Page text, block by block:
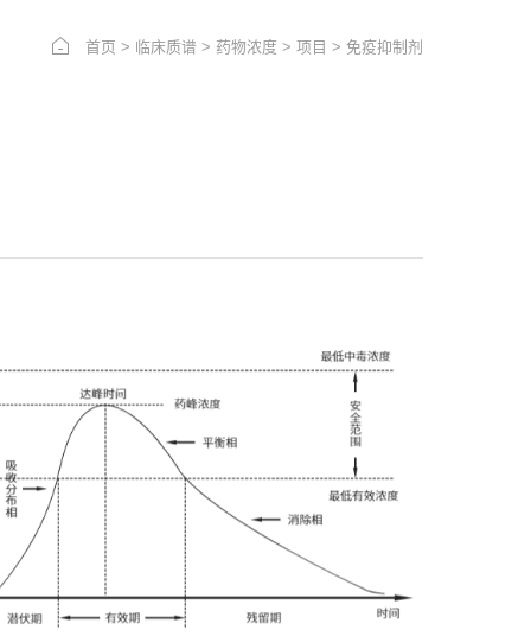
首页 > 临床质谱> 药物浓度 > 项目 > 免疫抑制剂